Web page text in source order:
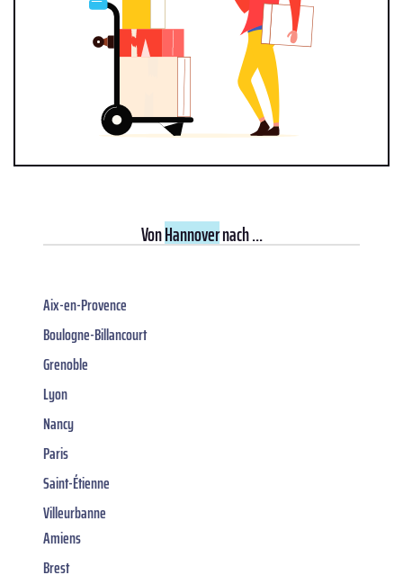
VonHannovernach ...
Aix-en-Provence
Boulogne-Billancourt
Grenoble
Lyon
Nancy
Paris
Saint-Étienne
Villeurbanne
Amiens
Brest